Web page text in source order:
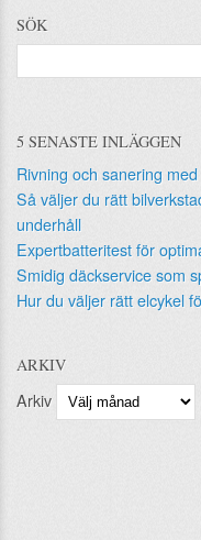
SÖK
5 SENASTE INLÄGGEN
Rivning och sanering
Så väljer du rätt
underhåll
Expertbatteritest för
Smidig däckservice som
Hur du väljer rätt elcykel
ARKIV
Arkiv